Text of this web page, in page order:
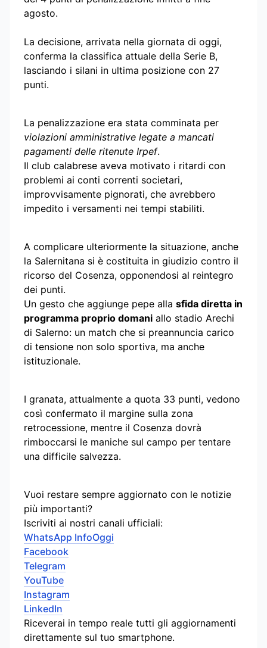
agosto.
La decisione, arrivata nella giornata di oggi,
conferma la classifica attuale della Serie B,
lasciando i silani in ultima posizione con 27
punti.
La penalizzazione era stata comminata per
violazioni amministrative legate a mancati
pagamenti delle ritenute Irpef.
Il club calabrese aveva motivato i ritardi con
problemi ai conti correnti societari,
improvvisamente pignorati, che avrebbero
impedito i versamenti nei tempi stabiliti.
A complicare ulteriormente la situazione, anche
la Salernitana si è costituita in giudizio contro il
ricorso del Cosenza, opponendosi al reintegro
dei punti.
Un gesto che aggiunge pepe alla sfida diretta in
programma proprio domani allo stadio Arechi
di Salerno: un match che si preannuncia carico
di tensione non solo sportiva, ma anche
istituzionale.
I granata, attualmente a quota 33 punti, vedono
così confermato il margine sulla zona
retrocessione, mentre il Cosenza dovrà
rimboccarsi le maniche sul campo per tentare
una difficile salvezza.
Vuoi restare sempre aggiornato con le notizie
più importanti?
Iscriviti ai nostri canali ufficiali:
WhatsApp InfoOggi
Facebook
Telegram
YouTube
Instagram
LinkedIn
Riceverai in tempo reale tutti gli aggiornamenti
direttamente sul tuo smartphone.